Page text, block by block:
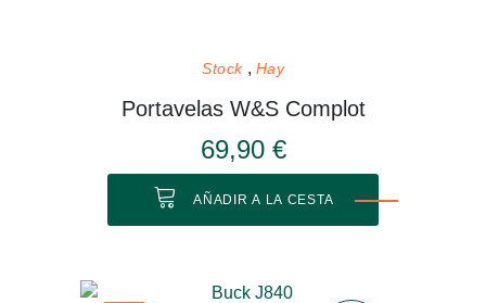
Stock Hay
Portavelas W&S Complot
69,90 €
AÑADIR A LA CESTA